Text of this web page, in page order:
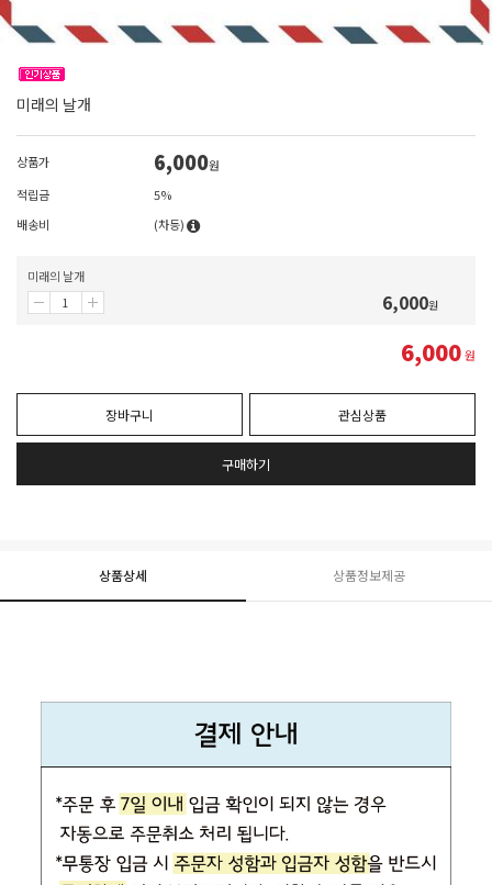
미래의 날개
상품가 6,000원
적립금
5%
배송비
(차등)
미래의 날개
6,000원
6,000원
장바구니 관심상품
구매하기
상품상세 상품정보제공